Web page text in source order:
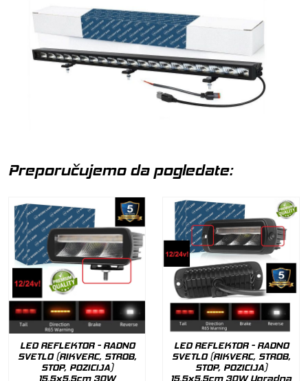
Preporučujemo da pogledate:
LED REFLEKTOR - RADNO
SVETLO (RIKVERC, STROB,
STOP, POZICIJA)
15.5x5.5cm 30W
LED REFLEKTOR - RADNO
SVETLO (RIKVERC, STROB,
STOP, POZICIJA)
15.5x5.5cm 30W Ugradna